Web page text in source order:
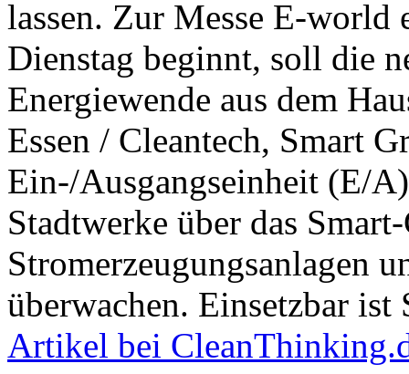
lassen. Zur Messe E-world
Dienstag beginnt, soll die
Energiewende aus dem
Essen / Cleantech, Smart
Ein-/Ausgangseinheit (E/
Stadtwerke über das
Stromerzeugungsanlagen
überwachen. Einsetzbar
Artikel bei